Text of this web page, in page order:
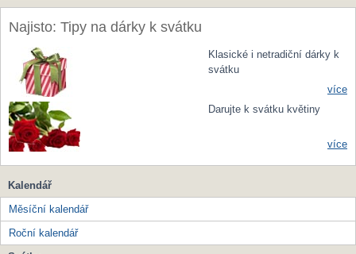
Najisto: Tipy na dárky k svátku
Klasické i netradiční dárky k
svátku
více
Darujte k svátku květiny
více
Kalendář
Měsíční kalendář
Roční kalendář